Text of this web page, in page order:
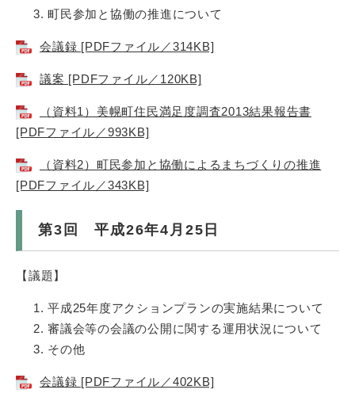
町民参加と協働の推進について
会議録 [PDFファイル／314KB]
議案 [PDFファイル／120KB]
（資料1）美幌町住民満足度調査2013結果報告書
[PDFファイル／993KB]
（資料2）町民参加と協働によるまちづくりの推進
[PDFファイル／343KB]
第3回 平成26年4月25日
【議題】
平成25年度アクションプランの実施結果について
審議会等の会議の公開に関する運用状況について
その他
会議録 [PDFファイル／402KB]